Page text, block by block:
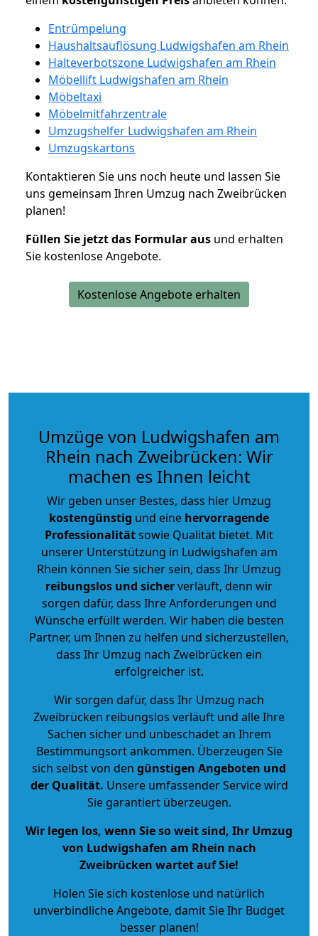
Entrümpelung
Haushaltsauflösung Ludwigshafen am Rhein
Halteverbotszone Ludwigshafen am Rhein
Möbellift Ludwigshafen am Rhein
Möbeltaxi
Möbelmitfahrzentrale
Umzugshelfer Ludwigshafen am Rhein
Umzugskartons
Kontaktieren Sie uns noch heute und lassen Sie
uns gemeinsam Ihren Umzug nach Zweibrücken
planen!
Füllen Sie jetzt das Formular aus und erhalten
Sie kostenlose Angebote.
Kostenlose Angebote erhalten
Umzüge von Ludwigshafen am
Rhein nach Zweibrücken: Wir
machen es Ihnen leicht
Wir geben unser Bestes, dass hier Umzug
kostengünstig und eine hervorragende
Professionalitätsowie Qualität bietet. Mit
unserer Unterstützung in Ludwigshafen am
Rhein können Sie sicher sein, dass Ihr Umzug
reibungslos und sicherverläuft, denn wir
sorgen dafür, dass Ihre Anforderungen und
Wünsche erfüllt werden. Wir haben die besten
Partner, um Ihnen zu helfen und sicherzustellen,
dass Ihr Umzug nach Zweibrücken ein
erfolgreicher ist.
Wir sorgen dafür, dass Ihr Umzug nach
Zweibrücken reibungslos verläuft und alle Ihre
Sachen sicher und unbeschadet an Ihrem
Bestimmungsort ankommen. Überzeugen Sie
sich selbst von den günstigen Angeboten und
der Qualität. Unsere umfassender Service wird
Sie garantiert überzeugen.
Wir legen los, wenn Sie so weit sind, Ihr Umzug
von Ludwigshafen am Rhein nach
Zweibrücken wartet auf Sie!
Holen Sie sich kostenlose und natürlich
unverbindliche Angebote, damit Sie Ihr Budget
besser planen!